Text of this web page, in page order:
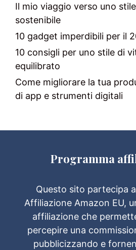
Il mio viaggio verso uno
sostenibile
10 gadget imperdibili per il
10 consigli per uno stile di
equilibrato
Come migliorare la tua
di app e strumenti digitali
Programma
Questo sito partecipa
Affiliazione Amazon EU,
affiliazione che
percepire una
pubblicizzando e